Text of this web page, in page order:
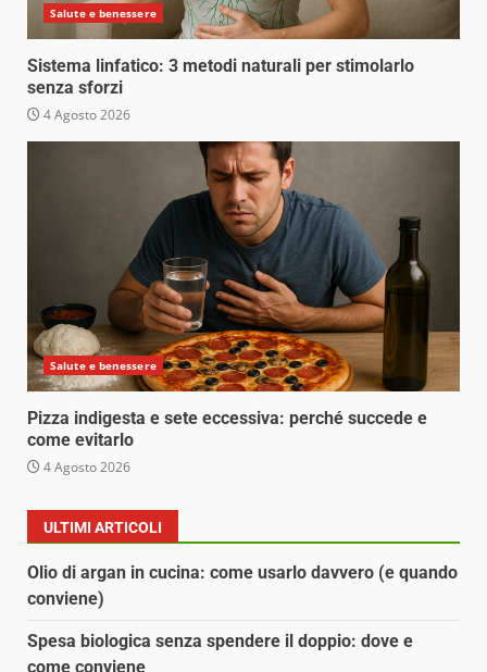
Salute e benessere
Sistema linfatico: 3 metodi naturali per stimolarlo
senza sforzi
4 Agosto 2026
Salute e benessere
Pizza indigesta e sete eccessiva: perché succede e
come evitarlo
4 Agosto 2026
ULTIMI ARTICOLI
Olio di argan in cucina: come usarlo davvero (e quando
conviene)
Spesa biologica senza spendere il doppio: dove e
come conviene